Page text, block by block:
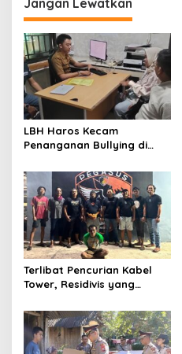
s
i
p
o
s
LBH Haros Kecam
Penanganan Bullying di
Justru Dipaksa Pindah
Terlibat Pencurian Kabel
Tower, Residivis yang
Ditangkap Tim Gabungan di
Jeneponto